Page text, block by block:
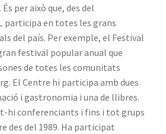
per això que, des del
participa en totes les grans
del país. Per exemple, el Festival
festival popular anual que
de totes les comunitats
El Centre hi participa amb dues
i gastronomia i una de llibres.
hi conferenciants i fins i tot grups
des del 1989. Ha participat